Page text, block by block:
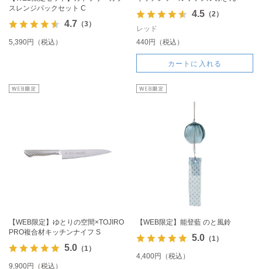
スレンジパックセット C
4.7 （3）
5,390円（税込）
4.5（2）
レッド
440円（税込）
カートに入れる
【WEB限定】ゆとりの空間×TOJIRO
PRO複合材キッチンナイフ S
5.0（1）
9,900円（税込）
【WEB限定】能登藍 のと風鈴
5.0（1）
4,400円（税込）